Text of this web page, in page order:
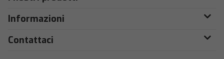
Informazioni
Contattaci